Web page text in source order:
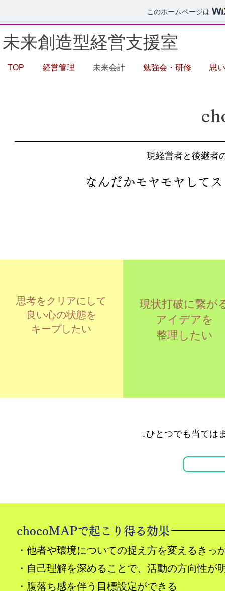
このホームページは
​未来創造型経営支援室
TOP 経営管理 未来会計 勉強会・研修 思い
現経営者と後継者
なんだかモヤモヤして
思考をクリアにして
良い心の状態を
キープしたい
現状打破に繋が
アイデアを
​整理したい
​↓ひとつでも当ては
chocoMAPで起こり得る効果
・他者や環境についての捉え方を変えるきっ
・自己理解を深めることで、活動の方向性が
・腹落ち感を伴う目標設定ができる